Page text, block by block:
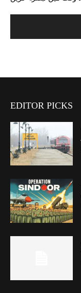
EDITOR PICKS